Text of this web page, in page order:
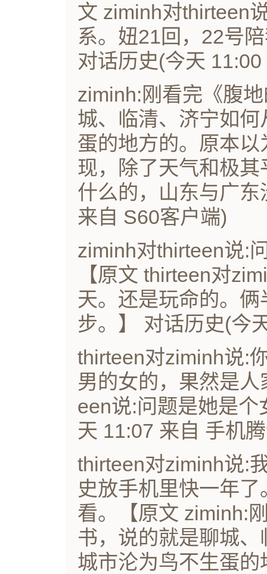
文 ziminh对thirteen
系。妞21回，22号
对话历史(今天
ziminh:刚看完《腹
城、临清、济宁如
蛋的地方的。原本
现，除了天气和极
什么的，山东与广
来自 S60客户端)
ziminh对thirteen说:
【原文 thirteen对
天。还是玩命的。
步。】 对话历史(今
thirteen对ziminh说:
男的女的，果然是
een说:问题是她是
天 11:07 来自 手机
thirteen对ziminh说:
史放手机里快一年
看。【原文 ziminh:
书，说的就是聊城
城市沦为鸟不生蛋